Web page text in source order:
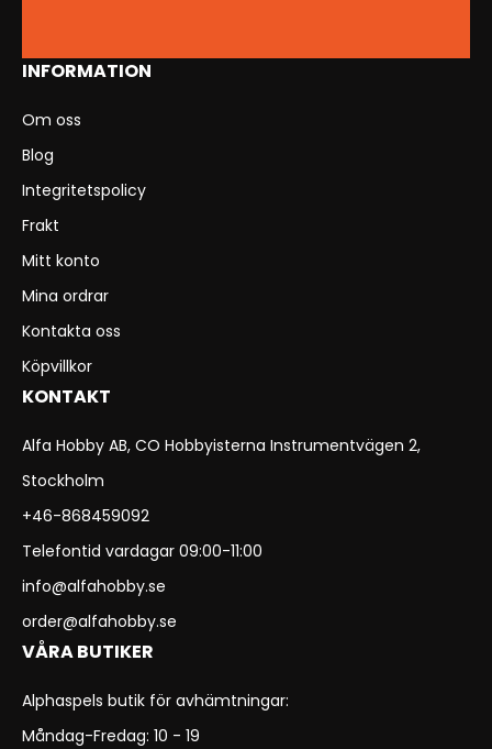
INFORMATION
Om oss
Blog
Integritetspolicy
Frakt
Mitt konto
Mina ordrar
Kontakta oss
Köpvillkor
KONTAKT
Alfa Hobby AB, CO Hobbyisterna Instrumentvägen 2,
Stockholm
+46-868459092
Telefontid vardagar 09:00-11:00
info@alfahobby.se
order@alfahobby.se
VÅRA BUTIKER
Alphaspels butik för avhämtningar:
Måndag-Fredag: 10 - 19